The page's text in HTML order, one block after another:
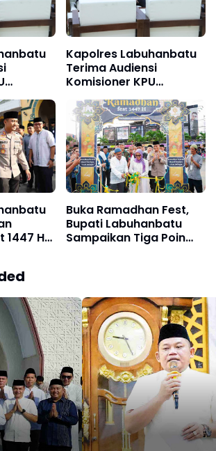
Kapolres Labuhanbatu
Terima Audiensi
Komisioner KPU
Labuhanbatu dan
Labura
1447 H
Buka Ramadhan Fest,
Bupati Labuhanbatu
Sampaikan Tiga Poin